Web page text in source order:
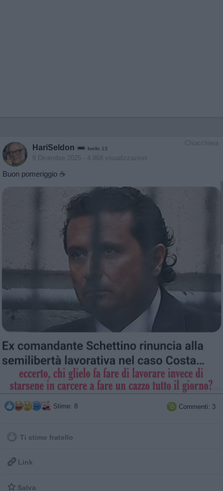
Chiacchiera
HariSeldon livello 13
9 Dicembre 2025 - 4.968 visualizzazioni
Buon pomeriggio ☕️
Stime: 8  Commenti: 3
Ti stimo fratello
 Link
 Salva